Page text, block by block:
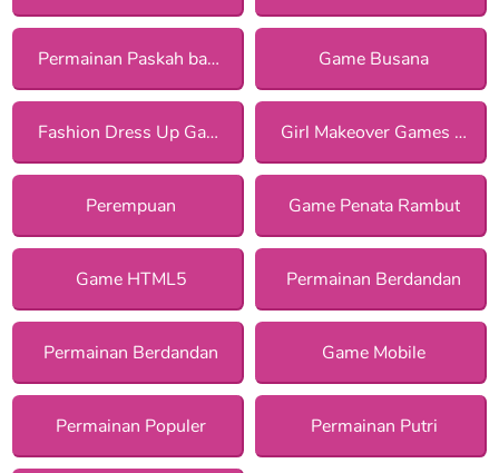
Permainan Paskah bagi Anak Perempuan Game Busana
Fashion Dress Up Games Girl Makeover Games for Girls
Perempuan Game Penata Rambut
Game HTML5 Permainan Berdandan
Permainan Berdandan Game Mobile
Permainan Populer Permainan Putri